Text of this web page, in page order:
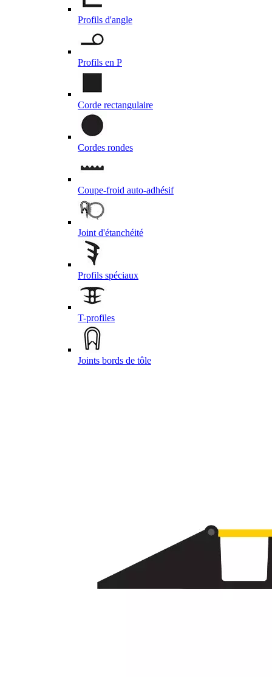
Profils d'angle
Profils en P
Corde rectangulaire
Cordes rondes
Coupe-froid auto-adhésif
Joint d'étanchéité
Profils spéciaux
T-profiles
Joints bords de tôle